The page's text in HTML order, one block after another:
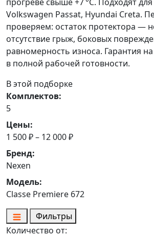
Volkswagen Passat, Hyundai Creta.
проверяем: остаток протектора —
отсутствие грыж, боковых
равномерность износа. Гарантия
в полной рабочей готовности.
В этой подборке
Комплектов:
5
Цены:
1 500 ₽ – 12 000 ₽
Бренд:
Nexen
Модель:
Classe Premiere 672
Фильтры
Количество от: